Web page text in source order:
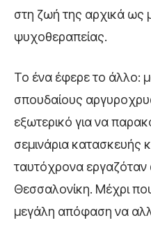
στη ζωή της αρχικά ως
ψυχοθεραπείας.
Το ένα έφερε το άλλο:
σπουδαίους
εξωτερικό για να
σεμινάρια
ταυτόχρονα εργαζόταν
Θεσσαλονίκη. Μέχρι
μεγάλη απόφαση να